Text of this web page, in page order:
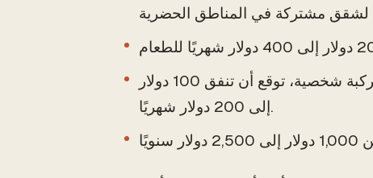
: سواء كنت تستخدم وسائل النقل العامة أو مركبة شخصية، توقع أن تنفق 100 دولار
إلى 200 دولار شهريًا.